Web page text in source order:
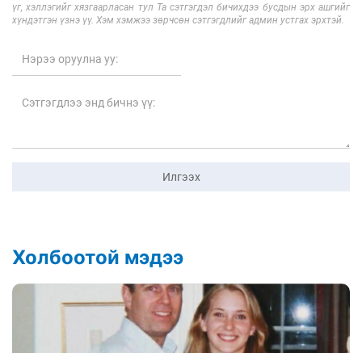
үг, хэллэгийг хязгаарласан тул Та сэтгэгдэл бичихдээ бусдын эрх ашгийг
хүндэтгэн үзнэ үү. Хэм хэмжээ зөрчсөн сэтгэгдлийг админ устгах эрхтэй.
Илгээх
Холбоотой мэдээ